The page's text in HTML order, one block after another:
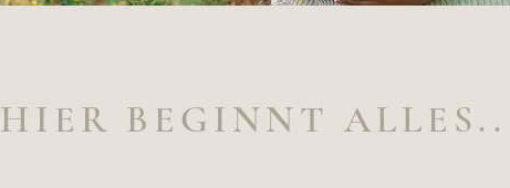
HIER BEGINNT